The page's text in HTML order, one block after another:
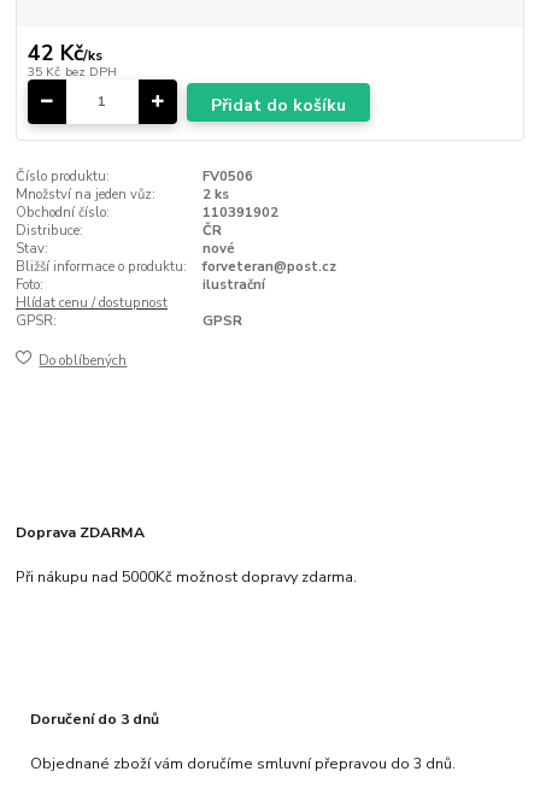
42 Kč/ks
35 Kč bez DPH
Přidat do košíku
Číslo produktu:
FV0506
Množství na jeden vůz:
2 ks
Obchodní číslo:
110391902
Distribuce:
ČR
Stav:
nové
Bližší informace o produktu:
forveteran@post.cz
Foto:
ilustrační
Hlídat cenu / dostupnost
GPSR:
GPSR
Do oblíbených
Doprava ZDARMA
Při nákupu nad 5000Kč možnost dopravy zdarma.
Doručení do 3 dnů
Objednané zboží vám doručíme smluvní přepravou do 3 dnů.